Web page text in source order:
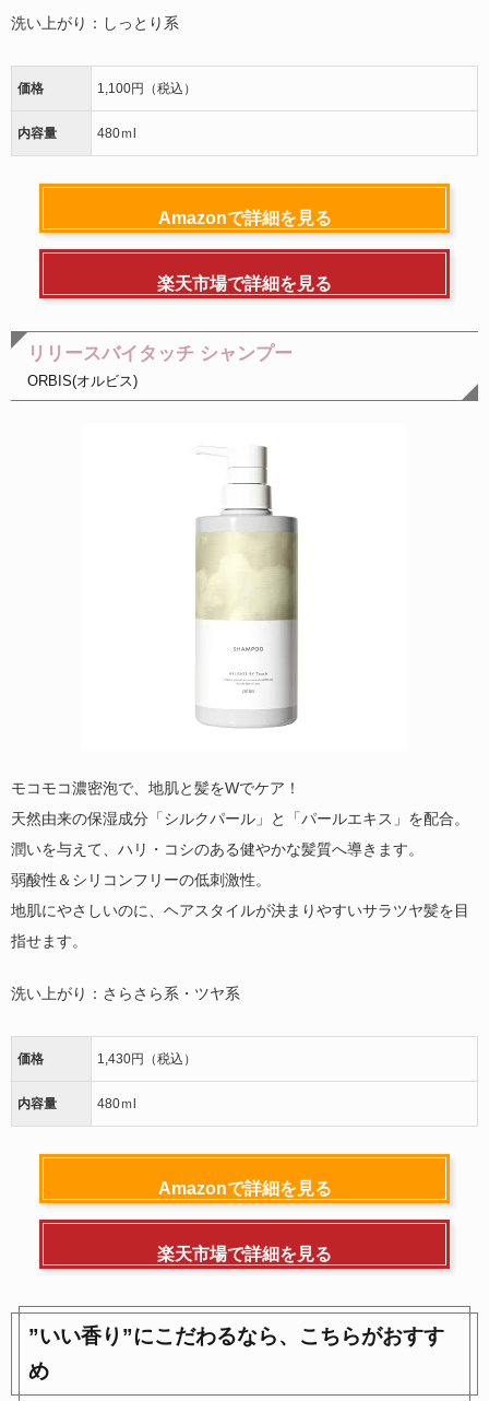
洗い上がり：しっとり系
価格 1,100円（税込）
内容量 480ｍl
Amazonで詳細を見る
楽天市場で詳細を見る
リリースバイタッチ シャンプー
ORBIS(オルビス)
モコモコ濃密泡で、地肌と髪をWでケア！
天然由来の保湿成分「シルクパール」と「パールエキス 」 を配合。
潤いを与えて、ハリ・コシのある健やかな髪質へ導きます。
弱酸性＆シリコンフリーの低刺激性。
地肌にやさしいのに、 ヘアスタイルが決まりやすいサラツヤ髪を目
指せます。
洗い上がり： さらさら系・ツヤ系
価格 1,430円（税込）
内容量 480ｍl
Amazonで詳細を見る
楽天市場で詳細を見る
”いい香り”にこだわるなら、こちらがおすす
め